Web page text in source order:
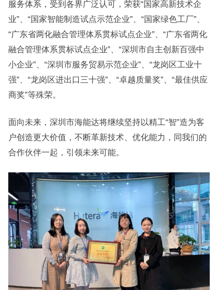
服务体系，受到各界广泛认可，荣获“国家高新技术企
业”、“国家智能制造试点示范企业”、“国家绿色工厂”、
“广东省两化融合管理体系贯标试点企业”、“广东省两化
融合管理体系贯标试点企业”、“深圳市自主创新百强中
小企业”、“深圳市服务贸易示范企业”、“龙岗区工业十
强”、“龙岗区进出口三十强”、“卓越质量奖”、“最佳供应
商奖”等殊荣。
面向未来，深圳市海能达将继续坚持以精工“智”造为客
户创造更大价值，不断革新技术、优化能力，同我们的
合作伙伴一起，引领未来可能。